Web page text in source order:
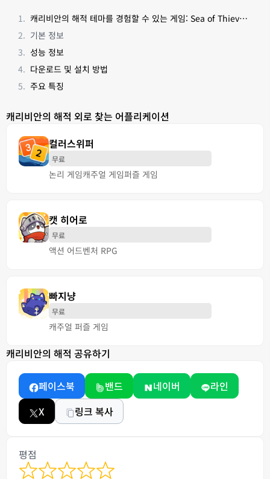
캐리비안의 해적 테마를 경험할 수 있는 게임: Sea of Thieves (캐리비안의 해적: 해적의 삶 확장팩 포함)
기본 정보
성능 정보
다운로드 및 설치 방법
주요 특징
캐리비안의 해적 외로 찾는 어플리케이션
컬러스위퍼
무료
논리 게임캐주얼 게임퍼즐 게임
캣 히어로
무료
액션 어드벤처 RPG
빠지냥
무료
캐주얼 퍼즐 게임
캐리비안의 해적 공유하기
페이스북 밴드 네이버
라인
X
링크 복사
평점